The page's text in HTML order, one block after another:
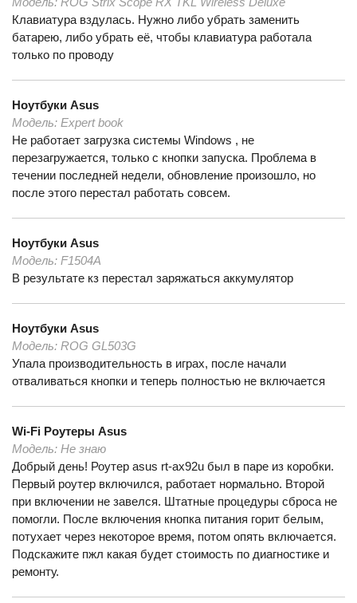
Клавиатура вздулась. Нужно либо убрать заменить
батарею, либо убрать её, чтобы клавиатура работала
только по проводу
Ноутбуки Asus
Модель: Expert book
Не работает загрузка системы Windows , не
перезагружается, только с кнопки запуска. Проблема в
течении последней недели, обновление произошло, но
после этого перестал работать совсем.
Ноутбуки Asus
Модель: F1504A
В результате кз перестал заряжаться аккумулятор
Ноутбуки Asus
Модель: ROG GL503G
Упала производительность в играх, после начали
отваливаться кнопки и теперь полностью не включается
Wi-Fi Роутеры Asus
Модель: Не знаю
Добрый день! Роутер asus rt-ax92u был в паре из коробки.
Первый роутер включился, работает нормально. Второй
при включении не завелся. Штатные процедуры сброса не
помогли. После включения кнопка питания горит белым,
потухает через некоторое время, потом опять включается.
Подскажите пжл какая будет стоимость по диагностике и
ремонту.